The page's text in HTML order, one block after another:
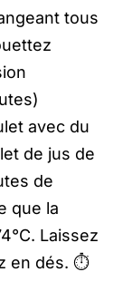
tous
avec du
de jus de
de
que la
Laissez
en dés. ⏱️